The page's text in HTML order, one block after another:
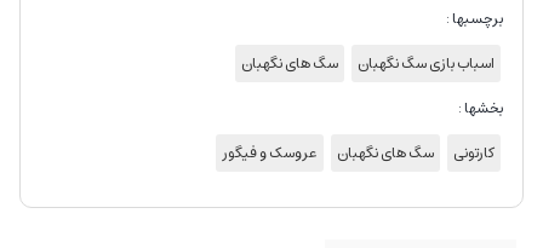
برچسبها :
اسباب بازی سگ نگهبان
سگ های نگهبان
بخشها :
کارتونی
سگ های نگهبان عروسک و فیگور